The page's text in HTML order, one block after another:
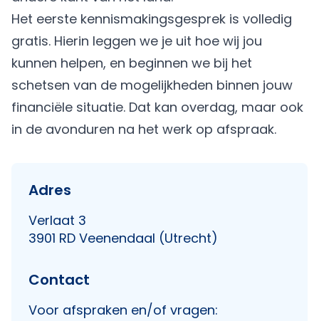
Het eerste kennismakingsgesprek is volledig
gratis. Hierin leggen we je uit hoe wij jou
kunnen helpen, en beginnen we bij het
schetsen van de mogelijkheden binnen jouw
financiële situatie. Dat kan overdag, maar ook
in de avonduren na het werk op afspraak.
Adres
Verlaat 3
3901 RD Veenendaal (Utrecht)
Contact
Voor afspraken en/of vragen: